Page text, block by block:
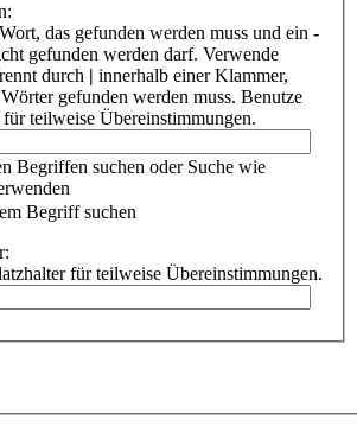
das gefunden werden muss und ein -
gefunden werden darf. Verwende
durch | innerhalb einer Klammer,
gefunden werden muss. Benutze
teilweise Übereinstimmungen.
Begriffen suchen oder Suche wie
Begriff suchen
für teilweise Übereinstimmungen.